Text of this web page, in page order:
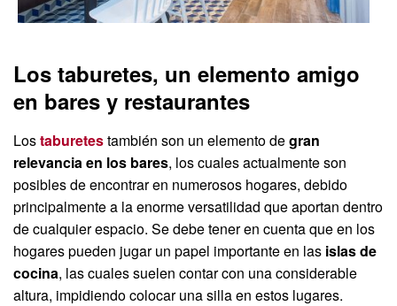
Los taburetes, un elemento amigo
en bares y restaurantes
Lostaburetestambién son un elemento degran
relevancia en los bares, los cuales actualmente son
posibles de encontrar en numerosos hogares, debido
principalmente a la enorme versatilidad que aportan dentro
de cualquier espacio. Se debe tener en cuenta que en los
hogares pueden jugar un papel importante en las islas de
cocina, las cuales suelen contar con una considerable
altura, impidiendo colocar una silla en estos lugares.